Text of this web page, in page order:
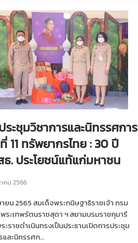
ระชุมวิชาการและนิทรรศการ
11 ทรัพยากรไทย : 30 ปี
. ประโยชน์แท้แก่มหาชน
คม 2566
ยน 2565 สมเด็จพระกนิษฐาธิราชเจ้า กรม
ระเทพรัตนราชสุดา ฯ สยามบรมราชกุมารี
ะราชดำเนินทรงเป็นประธานเปิดการประชุม
และนิทรรศก...